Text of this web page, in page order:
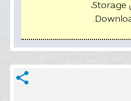
الإلكتروني، مثل: وحدة المعالجة المركزية CPU، ذاكرة الوصول العشوائي RAM، مساحة التخزين Storage،
share